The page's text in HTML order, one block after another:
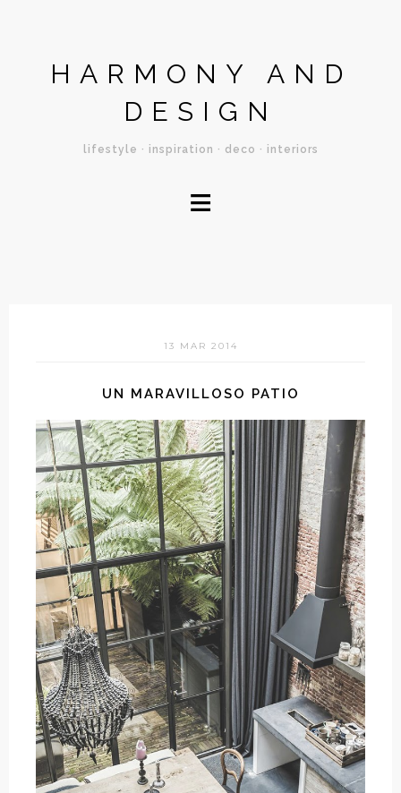
HARMONY AND
DESIGN
lifestyle · inspiration · deco · interiors
≡
13 MAR 2014
UN MARAVILLOSO PATIO